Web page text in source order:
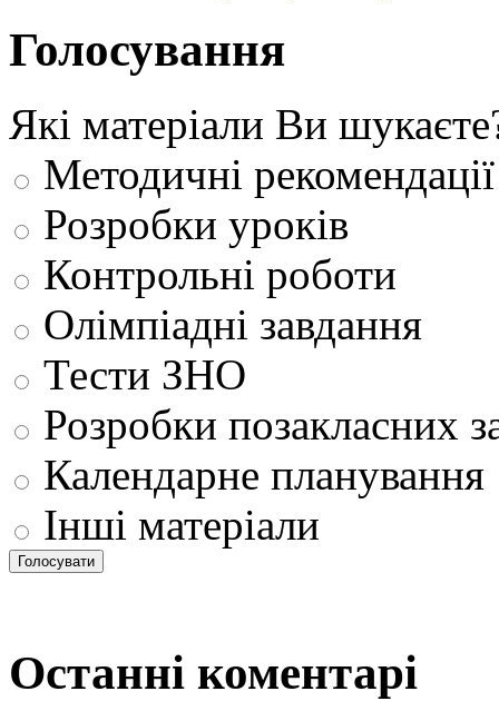
Голосування
Які матеріали Ви
Методичні рекомендації
Розробки уроків
Контрольні роботи
Олімпіадні завдання
Тести ЗНО
Розробки позакласних
Календарне планування
Інші матеріали
Останні коментарі